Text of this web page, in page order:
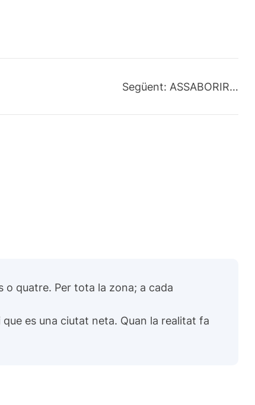
Següent: ASSABORIR…
o quatre. Per tota la zona; a cada
es una ciutat neta. Quan la realitat fa